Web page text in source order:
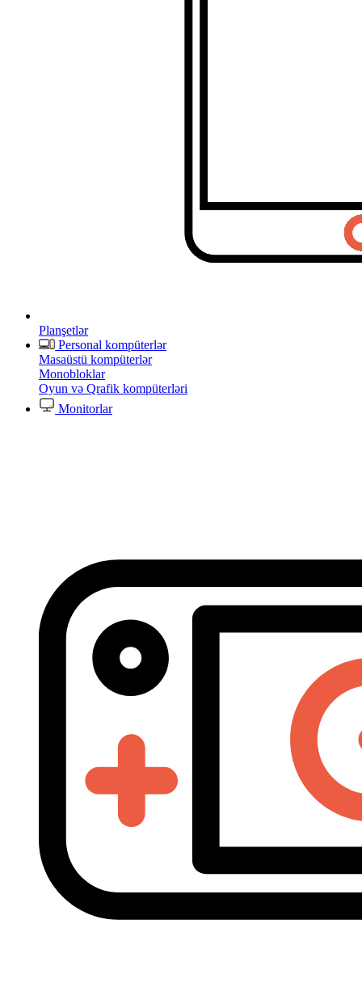
Planşetlər
Personal kompüterlər
Masaüstü kompüterlər
Monobloklar
Oyun və Qrafik kompüterləri
Monitorlar